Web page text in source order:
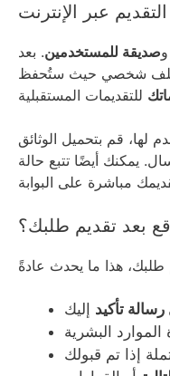
عبر الإنترنت
صديقة للمستخدمين. بعد
ملف شخصي حيث ستُحفظ
لها، قم بتحميل الوثائق
يمكنك أيضًا تتبع حالة
بعد تقديم طلبك؟
تأكيد